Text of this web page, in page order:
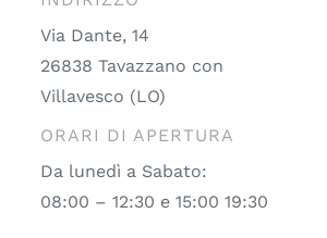
Via Dante, 14
26838 Tavazzano con
Villavesco (LO)
ORARI DI APERTURA
Da lunedì a Sabato:
08:00 – 12:30 e 15:00 19:30